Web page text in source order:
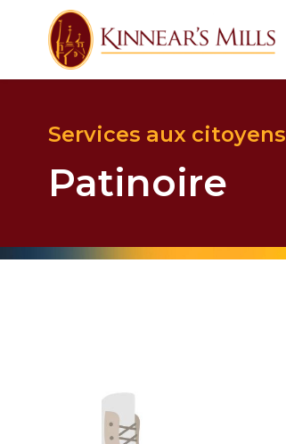
Services aux citoyens
Patinoire